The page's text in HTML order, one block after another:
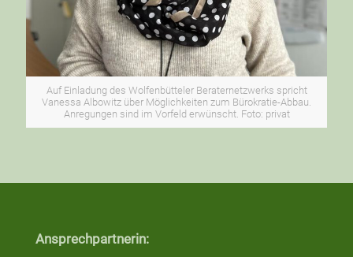
Auf Einladung des Wolfenbütteler Beraternetzwerks spricht
Vanessa Albowitz über Möglichkeiten zum Bürokratie-Abbau.
Anregungen sind im Vorfeld erwünscht. Foto: privat
Ansprechpartnerin: